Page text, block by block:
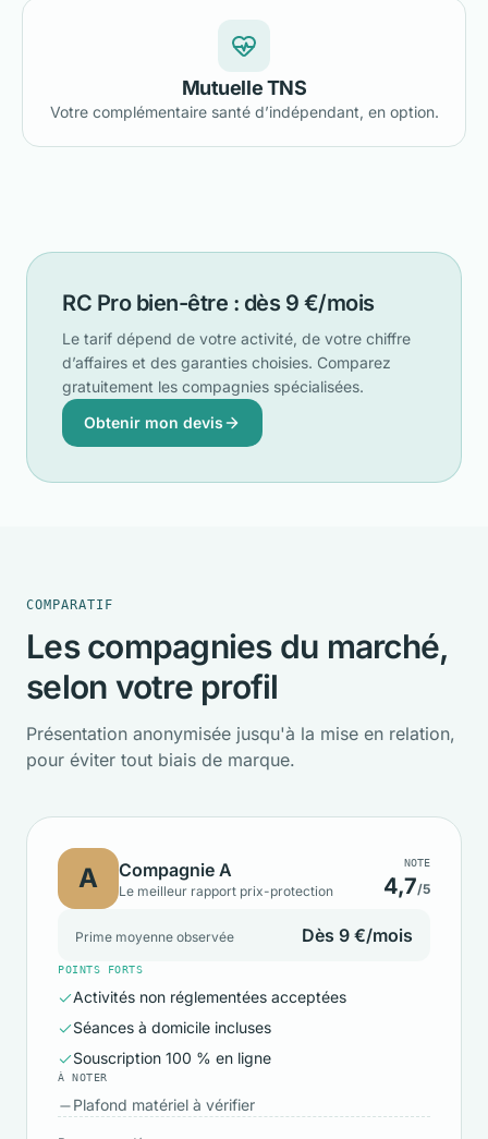
Mutuelle TNS
Votre complémentaire santé d’indépendant, en option.
RC Pro bien-être : dès 9 €/mois
Le tarif dépend de votre activité, de votre chiffre
d’affaires et des garanties choisies. Comparez
gratuitement les compagnies spécialisées.
Obtenir mon devis
COMPARATIF
Les compagnies du marché,
selon votre profil
Présentation anonymisée jusqu'à la mise en relation,
pour éviter tout biais de marque.
A Compagnie A
Le meilleur rapport prix-protection
NOTE
4,7/5
Prime moyenne observée Dès 9 €/mois
POINTS FORTS
Activités non réglementées acceptées
Séances à domicile incluses
Souscription 100 % en ligne
À NOTER
Plafond matériel à vérifier